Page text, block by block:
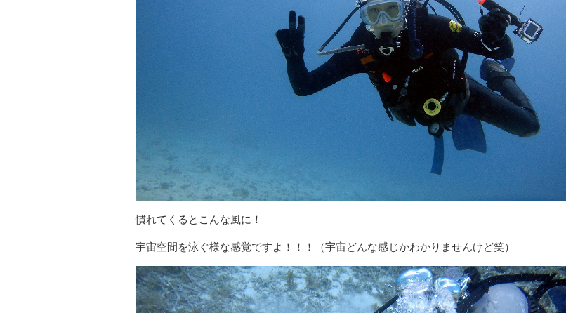
慣れてくるとこんな風に！
宇宙空間を泳ぐ様な感覚ですよ！！！（宇宙どんな感じかわかりませんけど笑）